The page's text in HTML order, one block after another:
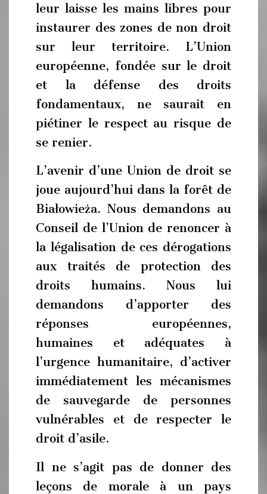
leur laisse les mains libres pour
instaurer des zones de non droit
sur leur territoire. L’Union
européenne, fondée sur le droit
et la défense des droits
fondamentaux, ne saurait en
piétiner le respect au risque de
se renier.
L’avenir d’une Union de droit se
joue aujourd’hui dans la forêt de
Białowieża. Nous demandons au
Conseil de l’Union de renoncer à
la légalisation de ces dérogations
aux traités de protection des
droits humains. Nous lui
demandons d’apporter des
réponses européennes,
humaines et adéquates à
l’urgence humanitaire, d’activer
immédiatement les mécanismes
de sauvegarde de personnes
vulnérables et de respecter le
droit d’asile.
Il ne s’agit pas de donner des
leçons de morale à un pays